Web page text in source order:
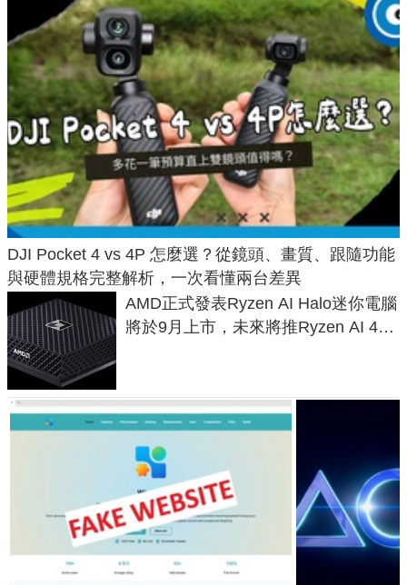
DJI Pocket 4 vs 4P 怎麼選？從鏡頭、畫質、跟隨功能
與硬體規格完整解析，一次看懂兩台差異
AMD正式發表Ryzen AI Halo迷你電腦
將於9月上市，未來將推Ryzen AI 400